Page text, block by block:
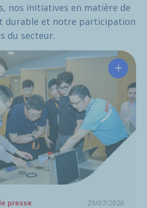
nos initiatives en matière de
durable et notre participation
du secteur.
presse
29/07/2026